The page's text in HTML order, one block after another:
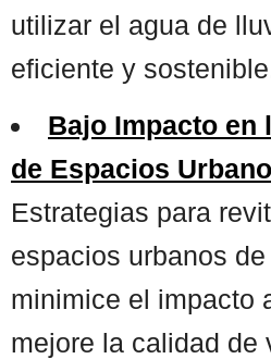
utilizar el agua de
eficiente y
Bajo Impacto en
de Espacios
Estrategias para
espacios urbanos
minimice el impacto
mejore la calidad de